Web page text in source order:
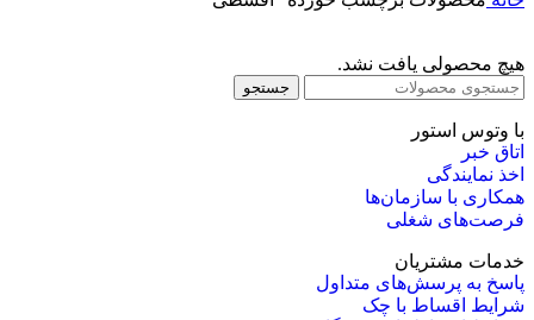
هیچ محصولی یافت نشد.
جستجو
با وتوس استور
اتاق خبر
اخذ نمایندگی
همکاری با سازمان‌ها
فرصت‌های شغلی
خدمات مشتریان
پاسخ به پرسش‌های متداول
شرایط اقساط با چک